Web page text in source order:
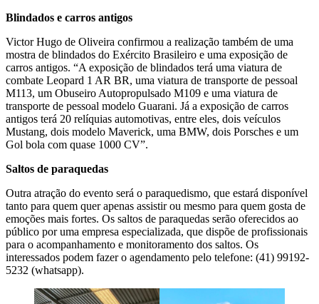
Blindados e carros antigos
Victor Hugo de Oliveira confirmou a realização também de uma
mostra de blindados do Exército Brasileiro e uma exposição de
carros antigos. “A exposição de blindados terá uma viatura de
combate Leopard 1 AR BR, uma viatura de transporte de pessoal
M113, um Obuseiro Autopropulsado M109 e uma viatura de
transporte de pessoal modelo Guarani. Já a exposição de carros
antigos terá 20 relíquias automotivas, entre eles, dois veículos
Mustang, dois modelo Maverick, uma BMW, dois Porsches e um
Gol bola com quase 1000 CV”.
Saltos de paraquedas
Outra atração do evento será o paraquedismo, que estará disponível
tanto para quem quer apenas assistir ou mesmo para quem gosta de
emoções mais fortes. Os saltos de paraquedas serão oferecidos ao
público por uma empresa especializada, que dispõe de profissionais
para o acompanhamento e monitoramento dos saltos. Os
interessados podem fazer o agendamento pelo telefone: (41) 99192-
5232 (whatsapp).